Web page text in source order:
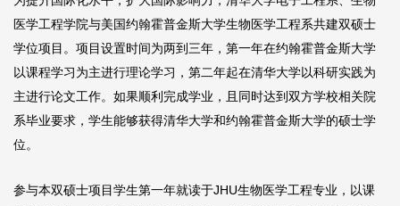
医学工程学院与美国约翰霍普金斯大学生物医学工程系共建双硕士
学位项目。项目设置时间为两到三年，第一年在约翰霍普金斯大学
以课程学习为主进行理论学习，第二年起在清华大学以科研实践为
主进行论文工作。如果顺利完成学业，且同时达到双方学校相关院
系毕业要求，学生能够获得清华大学和约翰霍普金斯大学的硕士学
位。
参与本双硕士项目学生第一年就读于JHU生物医学工程专业，以课